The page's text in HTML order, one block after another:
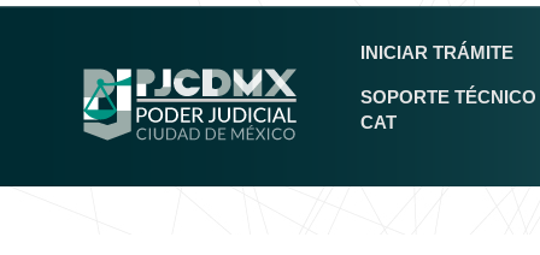
INICIAR TRÁMITE
SOPORTE TÉCNICO
CAT